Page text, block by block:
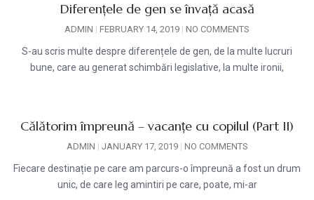
Diferențele de gen se învață acasă
ADMIN FEBRUARY 14, 2019 NO COMMENTS
S-au scris multe despre diferențele de gen, de la multe lucruri
bune, care au generat schimbări legislative, la multe ironii,
Călătorim împreună – vacanțe cu copilul (Part II)
ADMIN JANUARY 17, 2019 NO COMMENTS
Fiecare destinație pe care am parcurs-o împreună a fost un drum
unic, de care leg amintiri pe care, poate, mi-ar